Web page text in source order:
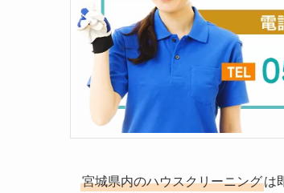
宮城県内のハウスクリーニングは